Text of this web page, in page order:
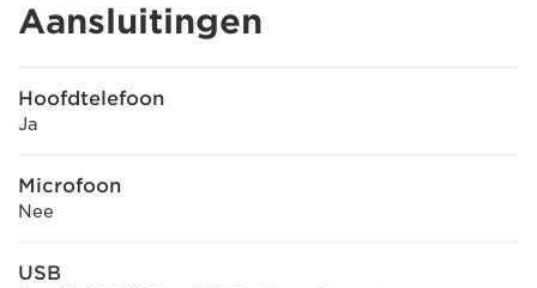
Aansluitingen
Hoofdtelefoon
Ja
Microfoon
Nee
USB